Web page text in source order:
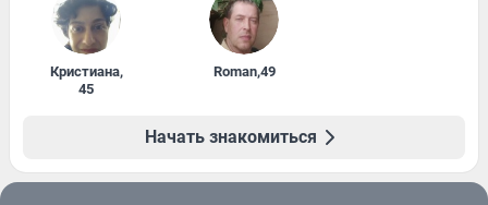
Кристиана,
45
Roman,49
Начать знакомиться